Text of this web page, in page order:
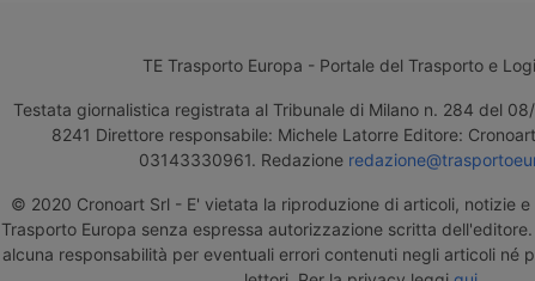
TE Trasporto Europa - Portale del Trasporto e
Testata giornalistica registrata al Tribunale di Milano n. 284 del
8241 Direttore responsabile: Michele Latorre Editore:
03143330961. Redazione
© 2020 Cronoart Srl - E' vietata la riproduzione di articoli, notizie
Trasporto Europa senza espressa autorizzazione scritta
alcuna responsabilità per eventuali errori contenuti negli articoli né